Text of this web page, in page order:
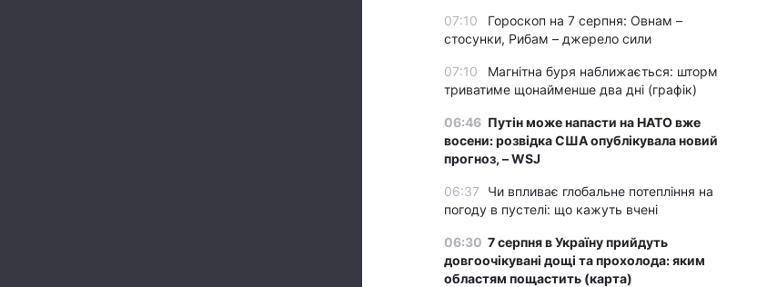
07:10
Гороскоп на 7 серпня: Овнам –
стосунки, Рибам – джерело сили
07:10
Магнітна буря наближається: шторм
триватиме щонайменше два дні (графік)
06:46 Путін може напасти на НАТО вже
восени: розвідка США опублікувала новий
прогноз, – WSJ
06:37
Чи впливає глобальне потепління на
погоду в пустелі: що кажуть вчені
06:30 7 серпня в Україну прийдуть
довгоочікувані дощі та прохолода: яким
областям пощастить (карта)